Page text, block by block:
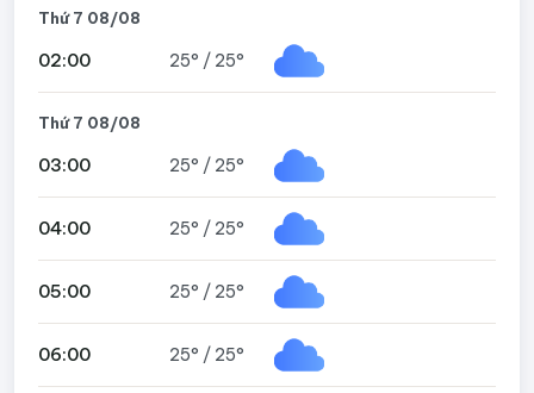
Thứ 7 08/08
02:00 25° / 25°
Thứ 7 08/08
03:00 25° / 25°
04:00 25° / 25°
05:00 25° / 25°
06:00 25° / 25°